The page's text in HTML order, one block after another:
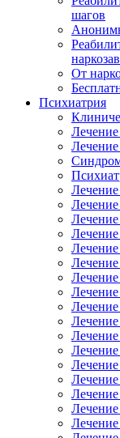
шагов
От
Психиатрия
Лечение
Лечение
Лечение
Лечение
Лечение
Лечение
Лечение
Лечение